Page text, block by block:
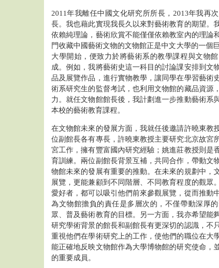
2011年我離任中國文化研究所所長，2013年我再
長。我也藉此實現我長久以來對藝術教育的期望。
依賴純理論，藝術欣賞不能僅僅依賴教室內的理論
門收藏中國藝術文物的文物館正是中文大學的一個
大學開始，便致力於將藝術系的教學課程與文物
成。例如，我將藝術史這一科目的討論課安排到文
品及展覽作品，進行實物教學，讓同學在學習藝術
術系研究生的監督考試，也利用文物館的藏品資源
力。就任文物館館長後，我計劃進一步推動藝術系
本校的藝術教育課程。
在文物館未來的發展方面，我就任後邀請許曉東教
位副館長各有專長，許曉東教授主要研究北京故宮
宮工作，擁有豐富國內研究經驗；姚進莊教授則是
育訓練。兩位副館長背景互補，共同合作，帶動文
物館未來的發展有重要的推動。在未來的規劃中，
展覽，更能兼顧到不同階層、不同教育程度的觀眾
愛好者，都可以吸引他們前來參觀展覽，從而推動
為文物館擔負的責任是多層次的，不僅帶動深厚
眾、普及藝術教育的目標。另一方面，我亦希望能
研究學術背景的館長和副館長有更深切的認識，不
重視他們在學術研究上的工作，使他們的職位在大
能正確地反映文物館作為大學博物館的研究使命，
的重要成員。